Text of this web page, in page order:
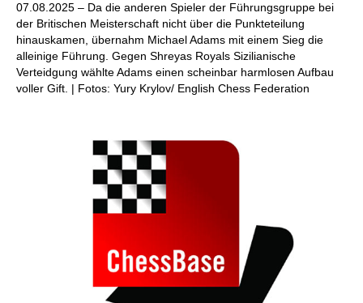
07.08.2025 – Da die anderen Spieler der Führungsgruppe bei
der Britischen Meisterschaft nicht über die Punkteteilung
hinauskamen, übernahm Michael Adams mit einem Sieg die
alleinige Führung. Gegen Shreyas Royals Sizilianische
Verteidgung wählte Adams einen scheinbar harmlosen Aufbau
voller Gift. | Fotos: Yury Krylov/ English Chess Federation